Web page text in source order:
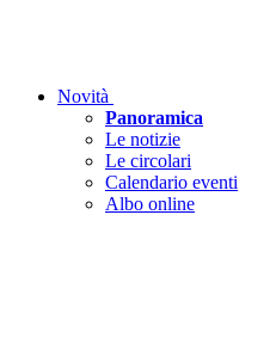
Novità
Panoramica
Le notizie
Le circolari
Calendario eventi
Albo online